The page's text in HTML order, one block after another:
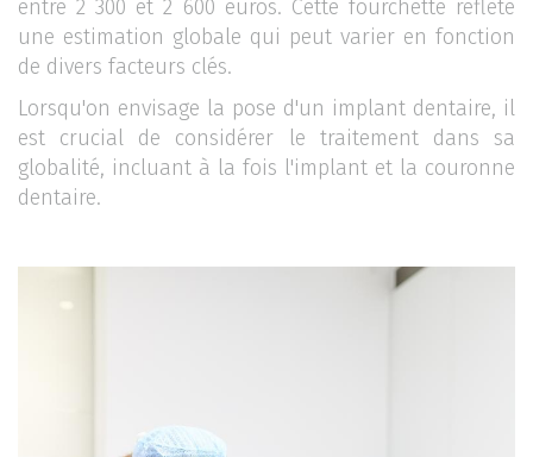
entre 2 300 et 2 600 euros. Cette fourchette reflète
une estimation globale qui peut varier en fonction
de divers facteurs clés.
Lorsqu'on envisage la pose d'un implant dentaire, il
est crucial de considérer le traitement dans sa
globalité, incluant à la fois l'implant et la couronne
dentaire.